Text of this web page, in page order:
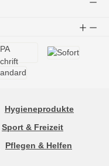
Hygieneprodukte
Sport & Freizeit
Pflegen & Helfen